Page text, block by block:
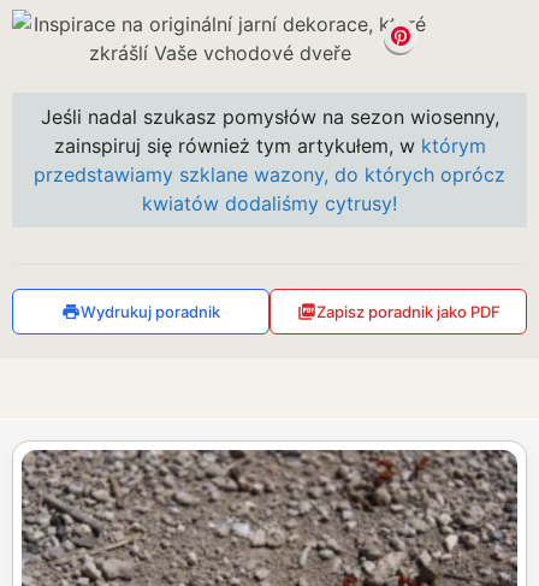
Jeśli nadal szukasz pomysłów na sezon wiosenny,
zainspiruj się również tym artykułem, w którym
przedstawiamy szklane wazony, do których oprócz
kwiatów dodaliśmy cytrusy!
Wydrukuj poradnik Zapisz poradnik jako PDF